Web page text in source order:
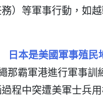
）等軍事行動，如
日本是美國軍事殖民
霸軍港進行軍事訓
程中突遭美軍士兵